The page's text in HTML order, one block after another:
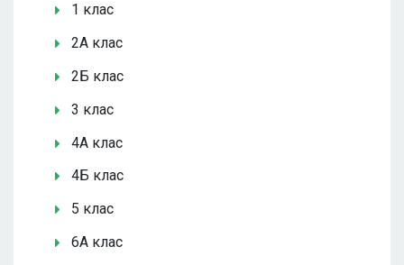
1 клас
2А клас
2Б клас
3 клас
4А клас
4Б клас
5 клас
6А клас